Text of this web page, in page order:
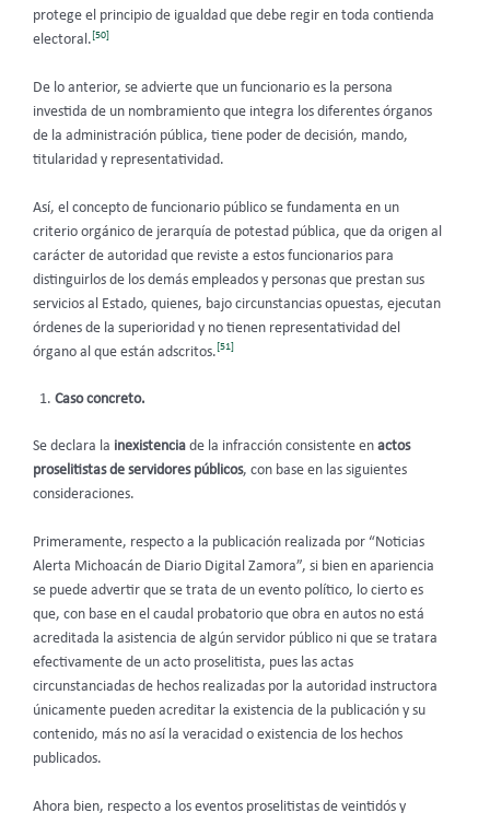
protege el principio de igualdad que debe regir en toda contienda
electoral.[50]
De lo anterior, se advierte que un funcionario es la persona
investida de un nombramiento que integra los diferentes órganos
de la administración pública, tiene poder de decisión, mando,
titularidad y representatividad.
Así, el concepto de funcionario público se fundamenta en un
criterio orgánico de jerarquía de potestad pública, que da origen al
carácter de autoridad que reviste a estos funcionarios para
distinguirlos de los demás empleados y personas que prestan sus
servicios al Estado, quienes, bajo circunstancias opuestas, ejecutan
órdenes de la superioridad y no tienen representatividad del
órgano al que están adscritos. [51]
Caso concreto.
Se declara la inexistencia de la infracción consistente en actos
proselitistas de servidores públicos, con base en las siguientes
consideraciones.
Primeramente, respecto a la publicación realizada por “Noticias
Alerta Michoacán de Diario Digital Zamora”, si bien en apariencia
se puede advertir que se trata de un evento político, lo cierto es
que, con base en el caudal probatorio que obra en autos no está
acreditada la asistencia de algún servidor público ni que se tratara
efectivamente de un acto proselitista, pues las actas
circunstanciadas de hechos realizadas por la autoridad instructora
únicamente pueden acreditar la existencia de la publicación y su
contenido, más no así la veracidad o existencia de los hechos
publicados.
Ahora bien, respecto a los eventos proselitistas de veintidós y